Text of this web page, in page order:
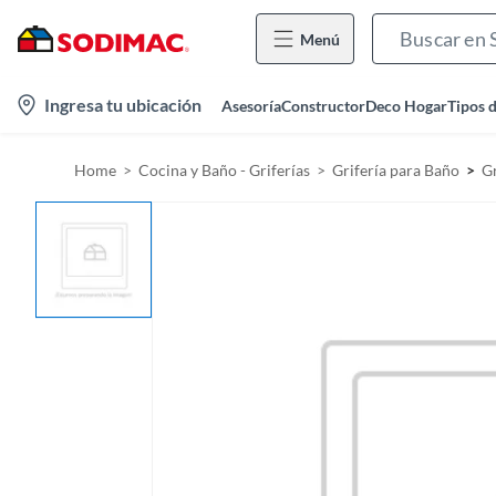
Menú
Ingresa tu ubicación AsesoríaConstructorDeco HogarTipos
Home Cocina y Baño - Griferías Grifería para Baño